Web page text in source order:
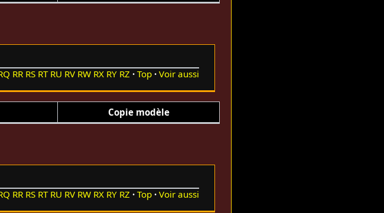
RR RS RT RU RV RW RX RY RZ Top Voir aussi
Copie modèle
RR RS RT RU RV RW RX RY RZ Top Voir aussi